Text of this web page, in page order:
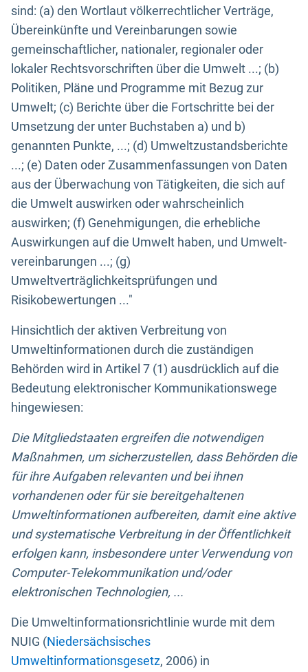
sind: (a) den Wortlaut völkerrechtlicher Verträge,
Übereinkünfte und Vereinbarungen sowie
gemeinschaftlicher, nationaler, regionaler oder
lokaler Rechtsvorschriften über die Umwelt ...; (b)
Politiken, Pläne und Programme mit Bezug zur
Umwelt; (c) Berichte über die Fortschritte bei der
Umsetzung der unter Buchstaben a) und b)
genannten Punkte, ...; (d) Umweltzustandsberichte
...; (e) Daten oder Zusammenfassungen von Daten
aus der Überwachung von Tätigkeiten, die sich auf
die Umwelt auswirken oder wahrscheinlich
auswirken; (f) Genehmigungen, die erhebliche
Auswirkungen auf die Umwelt haben, und Umwelt-
vereinbarungen ...; (g)
Umweltverträglichkeitsprüfungen und
Risikobewertungen ..."
Hinsichtlich der aktiven Verbreitung von
Umweltinformationen durch die zuständigen
Behörden wird in Artikel 7 (1) ausdrücklich auf die
Bedeutung elektronischer Kommunikationswege
hingewiesen:
Die Mitgliedstaaten ergreifen die notwendigen
Maßnahmen, um sicherzustellen, dass Behörden die
für ihre Aufgaben relevanten und bei ihnen
vorhandenen oder für sie bereitgehaltenen
Umweltinformationen aufbereiten, damit eine aktive
und systematische Verbreitung in der Öffentlichkeit
erfolgen kann, insbesondere unter Verwendung von
Computer-Telekommunikation und/oder
elektronischen Technologien, ...
Die Umweltinformationsrichtlinie wurde mit dem
NUIG (Niedersächsisches
Umweltinformationsgesetz, 2006) in